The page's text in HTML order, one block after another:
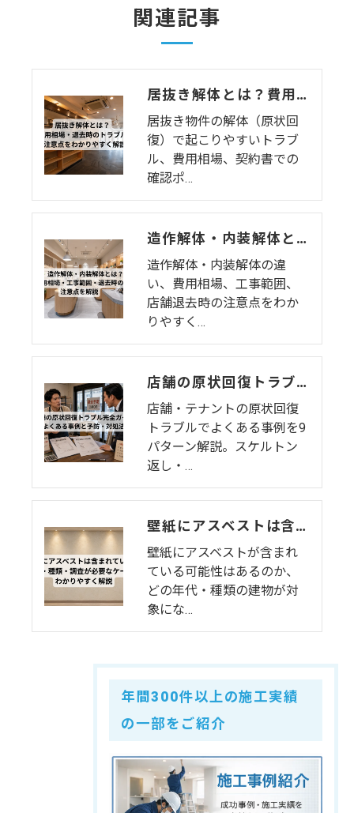
関連記事
居抜き解体とは？費用相場・退去時のトラブル・注意点をわかりやすく解説
居抜き物件の解体（原状回
復）で起こりやすいトラブ
ル、費用相場、契約書での
確認ポ…
造作解体・内装解体とは？費用相場・工事範囲・退去時の注意点を解説
造作解体・内装解体の違
い、費用相場、工事範囲、
店舗退去時の注意点をわか
りやすく…
店舗の原状回復トラブル完全ガイド｜よくある事例9選と予防・対処法
店舗・テナントの原状回復
トラブルでよくある事例を9
パターン解説。スケルトン
返し・…
壁紙にアスベストは含まれている？年代・種類・調査が必要なケースをわかりやすく解説
壁紙にアスベストが含まれ
ている可能性はあるのか、
どの年代・種類の建物が対
象にな…
年間300件以上の施工実績
の一部をご紹介